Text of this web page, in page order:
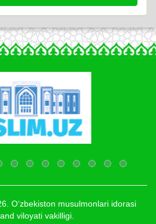
O‘zbekiston musulmonlari idorasi
viloyati vakilligi.